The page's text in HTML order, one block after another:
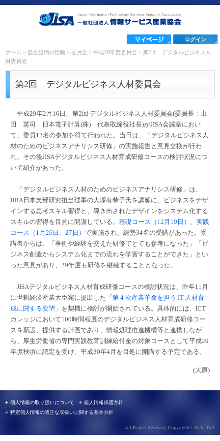
ログイン
ホーム >協会組織の活動 >委員会 >平成28年度委員会 >第2回 デジタルビジネス人
材委員会
第2回 デジタルビジネス人材委員会
平成29年2月16日、第2回 デジタルビジネス人材委員会(委員長：山
田 英司 日本電子計算(株) 代表取締役社長)がJISA会議室におい
て、委員12名の参加を得て行われた。当日は、「デジタルビジネス人
材のためのビジネスアナリシス研修」の実施報告と意見交換が行わ
れ、その後JISAデジタルビジネス人材育成研修コースの検討状況につ
いて紹介があった。
「デジタルビジネス人材のためのビジネスアナリシス研修」は、
IIBA日本支部研究担当理事の大塚有希子氏を講師に、ビジネスをデザ
インする思考スキル習得と、導き出されたデザインをシステム化する
スキルの習得を目的に開講している。基礎コース（12月19日） 、実践
コース（1月26日、27日）で実施され、総勢34名の受講があった。受
講者からは、「事例や経験を交えた研修でとても参考になった」「ビ
ジネス創造からシステム化までの流れを学習することができた」とい
った意見があり、29年度も研修を継続することとなった。
JISAデジタルビジネス人材育成研修コースの検討状況は、昨年11月
に世耕経済産業大臣宛に提出した「第 4 次産業革命を担う IT 人材育
成に関する要望 」を契機に検討が開始されている。具体的には、ICT
カレッジにおいて100時間程度のデジタルビジネス人材育成研修コー
スを新設、提供する計画であり、情報処理推進機構等と連携しなが
ら、厚生労働省の専門実践教育訓練給付金の対象コースとして平成29
年度秋頃に認定を受け、平成30年4月を目処に開講する予定である。
(大原)
個人情報の取り扱いについて
個人情報保護方針
特定個人情報の適正な取扱いに関する基本方針
All Rights Reserved, Copyright© 2020,JISA